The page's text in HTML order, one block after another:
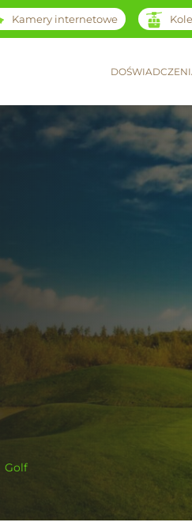
Kamery internetowe
Golf